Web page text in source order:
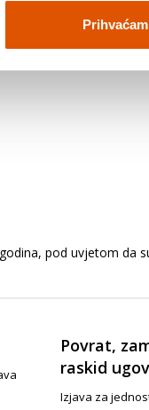
važni dijelovi vozila.
pod uvjetom da
Povrat,
raskid
Izjava za